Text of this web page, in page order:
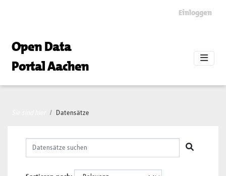
Einloggen
Open Data
Portal Aachen
Datensätze